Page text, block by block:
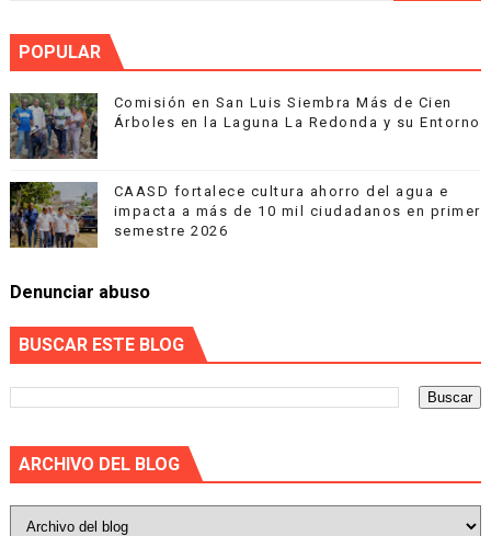
POPULAR
Comisión en San Luis Siembra Más de Cien
Árboles en la Laguna La Redonda y su Entorno
CAASD fortalece cultura ahorro del agua e
impacta a más de 10 mil ciudadanos en primer
semestre 2026
Denunciar abuso
BUSCAR ESTE BLOG
ARCHIVO DEL BLOG